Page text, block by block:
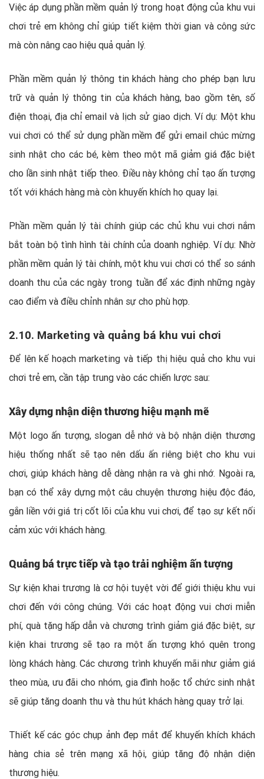
Việc áp dụng phần mềm quản lý trong hoạt động của khu vui
chơi trẻ em không chỉ giúp tiết kiệm thời gian và công sức
mà còn nâng cao hiệu quả quản lý.
Phần mềm quản lý thông tin khách hàng cho phép bạn lưu
trữ và quản lý thông tin của khách hàng, bao gồm tên, số
điện thoại, địa chỉ email và lịch sử giao dịch. Ví dụ: Một khu
vui chơi có thể sử dụng phần mềm để gửi email chúc mừng
sinh nhật cho các bé, kèm theo một mã giảm giá đặc biệt
cho lần sinh nhật tiếp theo. Điều này không chỉ tạo ấn tượng
tốt với khách hàng mà còn khuyến khích họ quay lại.
Phần mềm quản lý tài chính giúp các chủ khu vui chơi nắm
bắt toàn bộ tình hình tài chính của doanh nghiệp. Ví dụ: Nhờ
phần mềm quản lý tài chính, một khu vui chơi có thể so sánh
doanh thu của các ngày trong tuần để xác định những ngày
cao điểm và điều chỉnh nhân sự cho phù hợp.
2.10. Marketing và quảng bá khu vui chơi
Để lên kế hoạch marketing và tiếp thị hiệu quả cho khu vui
chơi trẻ em, cần tập trung vào các chiến lược sau:
Xây dựng nhận diện thương hiệu mạnh mẽ
Một logo ấn tượng, slogan dễ nhớ và bộ nhận diện thương
hiệu thống nhất sẽ tạo nên dấu ấn riêng biệt cho khu vui
chơi, giúp khách hàng dễ dàng nhận ra và ghi nhớ. Ngoài ra,
bạn có thể xây dựng một câu chuyện thương hiệu độc đáo,
gắn liền với giá trị cốt lõi của khu vui chơi, để tạo sự kết nối
cảm xúc với khách hàng.
Quảng bá trực tiếp và tạo trải nghiệm ấn tượng
Sự kiện khai trương là cơ hội tuyệt vời để giới thiệu khu vui
chơi đến với công chúng. Với các hoạt động vui chơi miễn
phí, quà tặng hấp dẫn và chương trình giảm giá đặc biệt, sự
kiện khai trương sẽ tạo ra một ấn tượng khó quên trong
lòng khách hàng. Các chương trình khuyến mãi như giảm giá
theo mùa, ưu đãi cho nhóm, gia đình hoặc tổ chức sinh nhật
sẽ giúp tăng doanh thu và thu hút khách hàng quay trở lại.
Thiết kế các góc chụp ảnh đẹp mắt để khuyến khích khách
hàng chia sẻ trên mạng xã hội, giúp tăng độ nhận diện
thương hiệu.